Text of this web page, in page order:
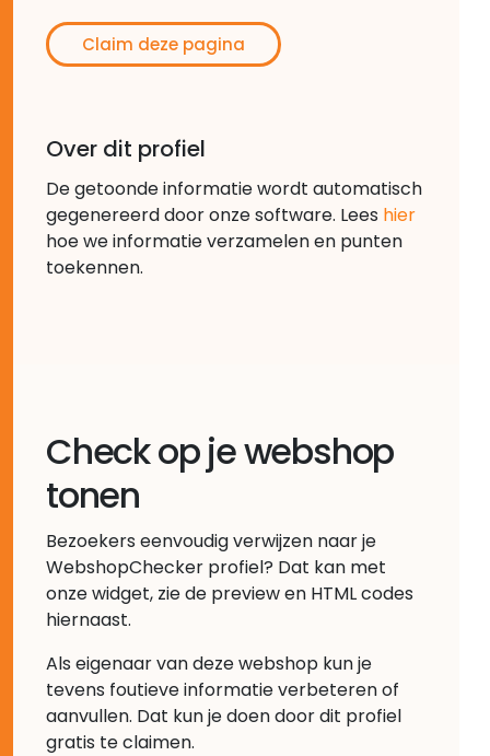
Claim deze pagina
Over dit profiel
De getoonde informatie wordt automatisch
gegenereerd door onze software. Lees hier
hoe we informatie verzamelen en punten
toekennen.
Check op je webshop
tonen
Bezoekers eenvoudig verwijzen naar je
WebshopChecker profiel? Dat kan met
onze widget, zie de preview en HTML codes
hiernaast.
Als eigenaar van deze webshop kun je
tevens foutieve informatie verbeteren of
aanvullen. Dat kun je doen door dit profiel
gratis te claimen.